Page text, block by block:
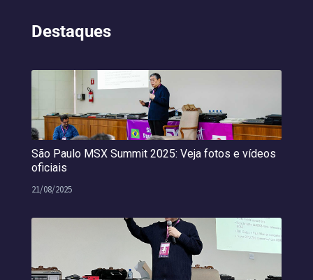
Destaques
São Paulo MSX Summit 2025: Veja fotos e vídeos
oficiais
21/08/2025